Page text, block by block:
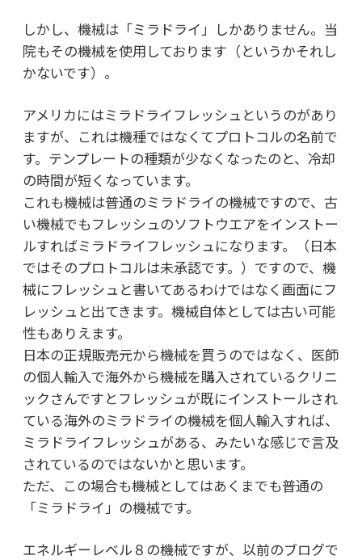
しかし、機械は「ミラドライ」しかありません。当
院もその機械を使用しております（というかそれし
かないです）。
アメリカにはミラドライフレッシュというのがあり
ますが、これは機種ではなくてプロトコルの名前で
す。テンプレートの種類が少なくなったのと、冷却
の時間が短くなっています。
これも機械は普通のミラドライの機械ですので、古
い機械でもフレッシュのソフトウエアをインストー
ルすればミラドライフレッシュになります。（日本
ではそのプロトコルは未承認です。）ですので、機
械にフレッシュと書いてあるわけではなく画面にフ
レッシュと出てきます。機械自体としては古い可能
性もありえます。
日本の正規販売元から機械を買うのではなく、医師
の個人輸入で海外から機械を購入されているクリニ
ックさんですとフレッシュが既にインストールされ
ている海外のミラドライの機械を個人輸入すれば、
ミラドライフレッシュがある、みたいな感じで言及
されているのではないかと思います。
ただ、この場合も機械としてはあくまでも普通の
「ミラドライ」の機械です。
エネルギーレベル８の機械ですが、以前のブログで